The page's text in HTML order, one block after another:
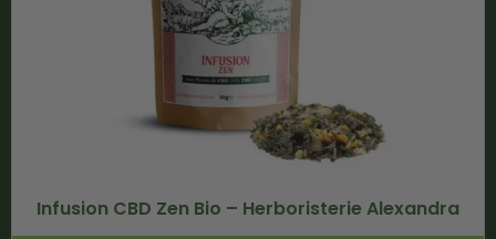
Infusion CBD Zen Bio – Herboristerie Alexandra